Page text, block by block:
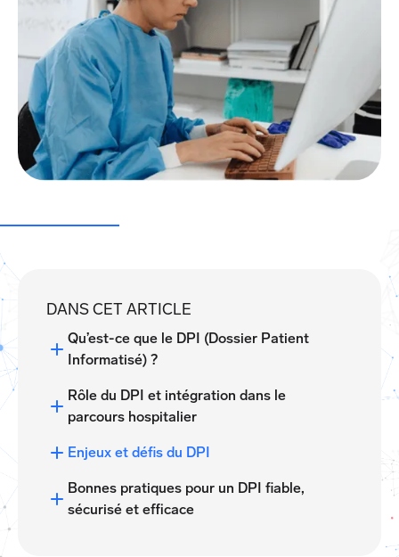
DANS CET ARTICLE
Qu’est-ce que le DPI (Dossier Patient
Informatisé) ?
Rôle du DPI et intégration dans le
parcours hospitalier
Enjeux et défis du DPI
Bonnes pratiques pour un DPI fiable,
sécurisé et efficace